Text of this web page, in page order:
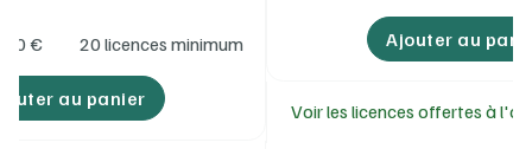
€ 20 licences minimum
au panier
Ajouter au
Voir les licences offertes à